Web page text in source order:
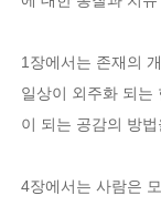
1장에서는 존재의
일상이 외주화 되는
이 되는 공감의 방법
4장에서는 사람은